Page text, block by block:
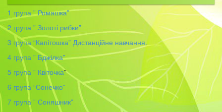
1 група ” Ромашка”
2 група ” Золоті рибки”
3 група “Капітошка” Дистанційне навчання.
4 група ” Бджілка”
5 група ” Квіточка”
6 група “Сонечко”
7 група ” Соняшник”